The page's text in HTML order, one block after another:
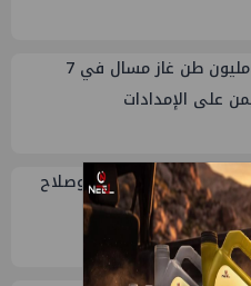
مصر تستورد 7.94 مليون طن غاز مسال في 7
على الإمدادات
الصعيد ومحمد فؤاد وصلاح